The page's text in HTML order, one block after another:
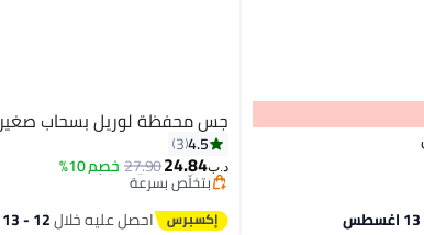
جس محفظة لوريل بسحاب صغير حولها
4.5
3
د.ب‏24.84
27.90خصم 10%
#24 في محافظ بطاقات نسائية
أقل سعر في 7 يوم
بتخلّص بسرعة
#24 في محافظ بطاقات نسائية
احصل عليه خلال12 - 13 اغسطس